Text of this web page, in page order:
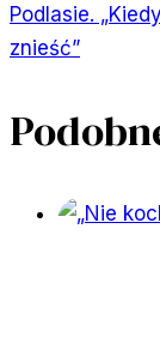
Podlasie.
znieść”